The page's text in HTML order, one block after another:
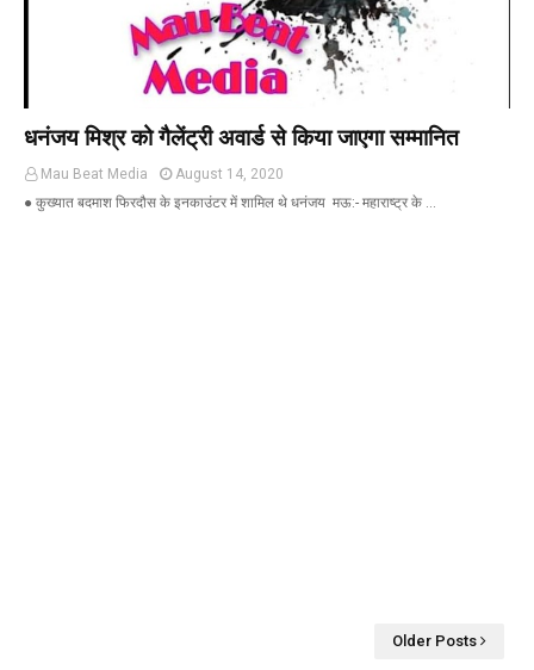
धनंजय मिश्र को गैलेंट्री अवार्ड से किया जाएगा सम्मानित
Mau Beat Media
August 14, 2020
● कुख्यात बदमाश फिरदौस के इनकाउंटर में शामिल थे धनंजय मऊ:- महाराष्ट्र के …
Older Posts